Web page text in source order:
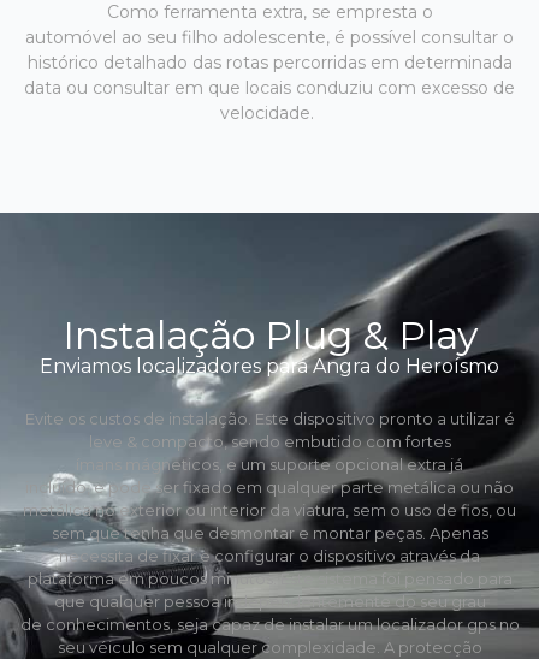
Como ferramenta extra, se empresta o
automóvel ao seu filho adolescente, é possível consultar o
histórico detalhado das rotas percorridas em determinada
data ou consultar em que locais conduziu com excesso de
velocidade.
Instalação Plug & Play
Enviamos localizadores para Angra do Heroísmo
Evite os custos de instalação. Este dispositivo pronto a utilizar é
leve & compacto, sendo embutido com fortes
ímans mágneticos, e um suporte opcional extra já
incluído, e pode ser fixado em qualquer parte metálica ou não
metálica no exterior ou interior da viatura, sem o uso de fios, ou
sem que tenha que desmontar e montar peças. Apenas
necessita de fixar e configurar o dispositivo através da
plataforma em poucos minutos. Este sistema foi pensado para
que qualquer pessoa independentemente do seu grau
de conhecimentos, seja capaz de instalar um localizador gps no
seu véiculo sem qualquer complexidade. A protecção